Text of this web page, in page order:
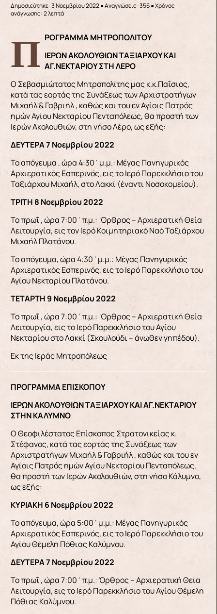
Δημοσιεύτηκε: 3 Νοεμβρίου 2022●Αναγνώσεις: 356● Χρόνος
ανάγνωσης: 2 λεπτά
ΠΡΟΓΡΑΜΜΑ ΜΗΤΡΟΠΟΛΙΤΟΥ
ΙΕΡΩΝ ΑΚΟΛΟΥΘΙΩΝ ΤΑΞΙΑΡΧΟΥ ΚΑΙ
ΑΓ.ΝΕΚΤΑΡΙΟΥ ΣΤΗ ΛΕΡΟ
Ο Σεβασμιώτατος Μητροπολίτης μας κ.κ.Παΐσιος,
κατά τας εορτάς της Συνάξεως των Αρχιστρατήγων
Μιχαήλ & Γαβριήλ , καθώς και του εν Αγίοις Πατρός
ημών Αγίου Νεκταρίου Πενταπόλεως, θα προστή των
Ιερών Ακολουθιών, στη νήσο Λέρο, ως εξής:
ΔΕΥΤΕΡΑ 7 Νοεμβρίου 2022
Το απόγευμα , ώρα 4:30΄μ.μ.: Μέγας Πανηγυρικός
Αρχιερατικός Εσπερινός, εις το Ιερό Παρεκκλήσιο του
Ταξιάρχου Μιχαήλ, στο Λακκί (έναντι Νοσοκομείου).
ΤΡΙΤΗ 8 Νοεμβρίου 2022
Το πρωΐ , ώρα 7:00΄π.μ.: Όρθρος – Αρχιερατική Θεία
Λειτουργία, εις τον Ιερό Κοιμητηριακό Ναό Ταξιάρχου
Μιχαήλ Πλατάνου.
Το απόγευμα, ώρα 4:30΄μ.μ.: Μέγας Πανηγυρικός
Αρχιερατικός Εσπερινός, εις το Ιερό Παρεκκλήσιο του
Αγίου Νεκταρίου Πλατάνου.
ΤΕΤΑΡΤΗ 9 Νοεμβρίου 2022
Το πρωΐ , ώρα 7:00΄π.μ.: Όρθρος – Αρχιερατική Θεία
Λειτουργία, εις το Ιερό Παρεκκλήσιο του Αγίου
Νεκταρίου στο Λακκί (Σκουλούδι – άνωθεν γηπέδου).
Εκ της Ιεράς Μητροπόλεως
ΠΡΟΓΡΑΜΜΑ ΕΠΙΣΚΟΠΟΥ
ΙΕΡΩΝ ΑΚΟΛΟΥΘΙΩΝ ΤΑΞΙΑΡΧΟΥ ΚΑΙ ΑΓ.ΝΕΚΤΑΡΙΟΥ
ΣΤΗΝ ΚΑΛΥΜΝΟ
Ο Θεοφιλέστατος Επίσκοπος Στρατονικείας κ.
Στέφανος, κατά τας εορτάς της Συνάξεως των
Αρχιστρατήγων Μιχαήλ & Γαβριήλ , καθώς και του εν
Αγίοις Πατρός ημών Αγίου Νεκταρίου Πενταπόλεως,
θα προστή των Ιερών Ακολουθιών, στη νήσο Κάλυμνο,
ως εξής:
ΚΥΡΙΑΚΗ 6 Νοεμβρίου 2022
Το απόγευμα, ώρα 5:00΄μ.μ.: Μέγας Πανηγυρικός
Αρχιερατικός Εσπερινός, εις το Ιερό Παρεκκλήσιο του
Αγίου Θέμελη Πόθιας Καλύμνου.
ΔΕΥΤΕΡΑ 7 Νοεμβρίου 2022
Το πρωΐ , ώρα 7:00΄π.μ.: Όρθρος – Αρχιερατική Θεία
Λειτουργία, εις το Ιερό Παρεκκλήσιο του Αγίου Θέμελη
Πόθιας Καλύμνου.